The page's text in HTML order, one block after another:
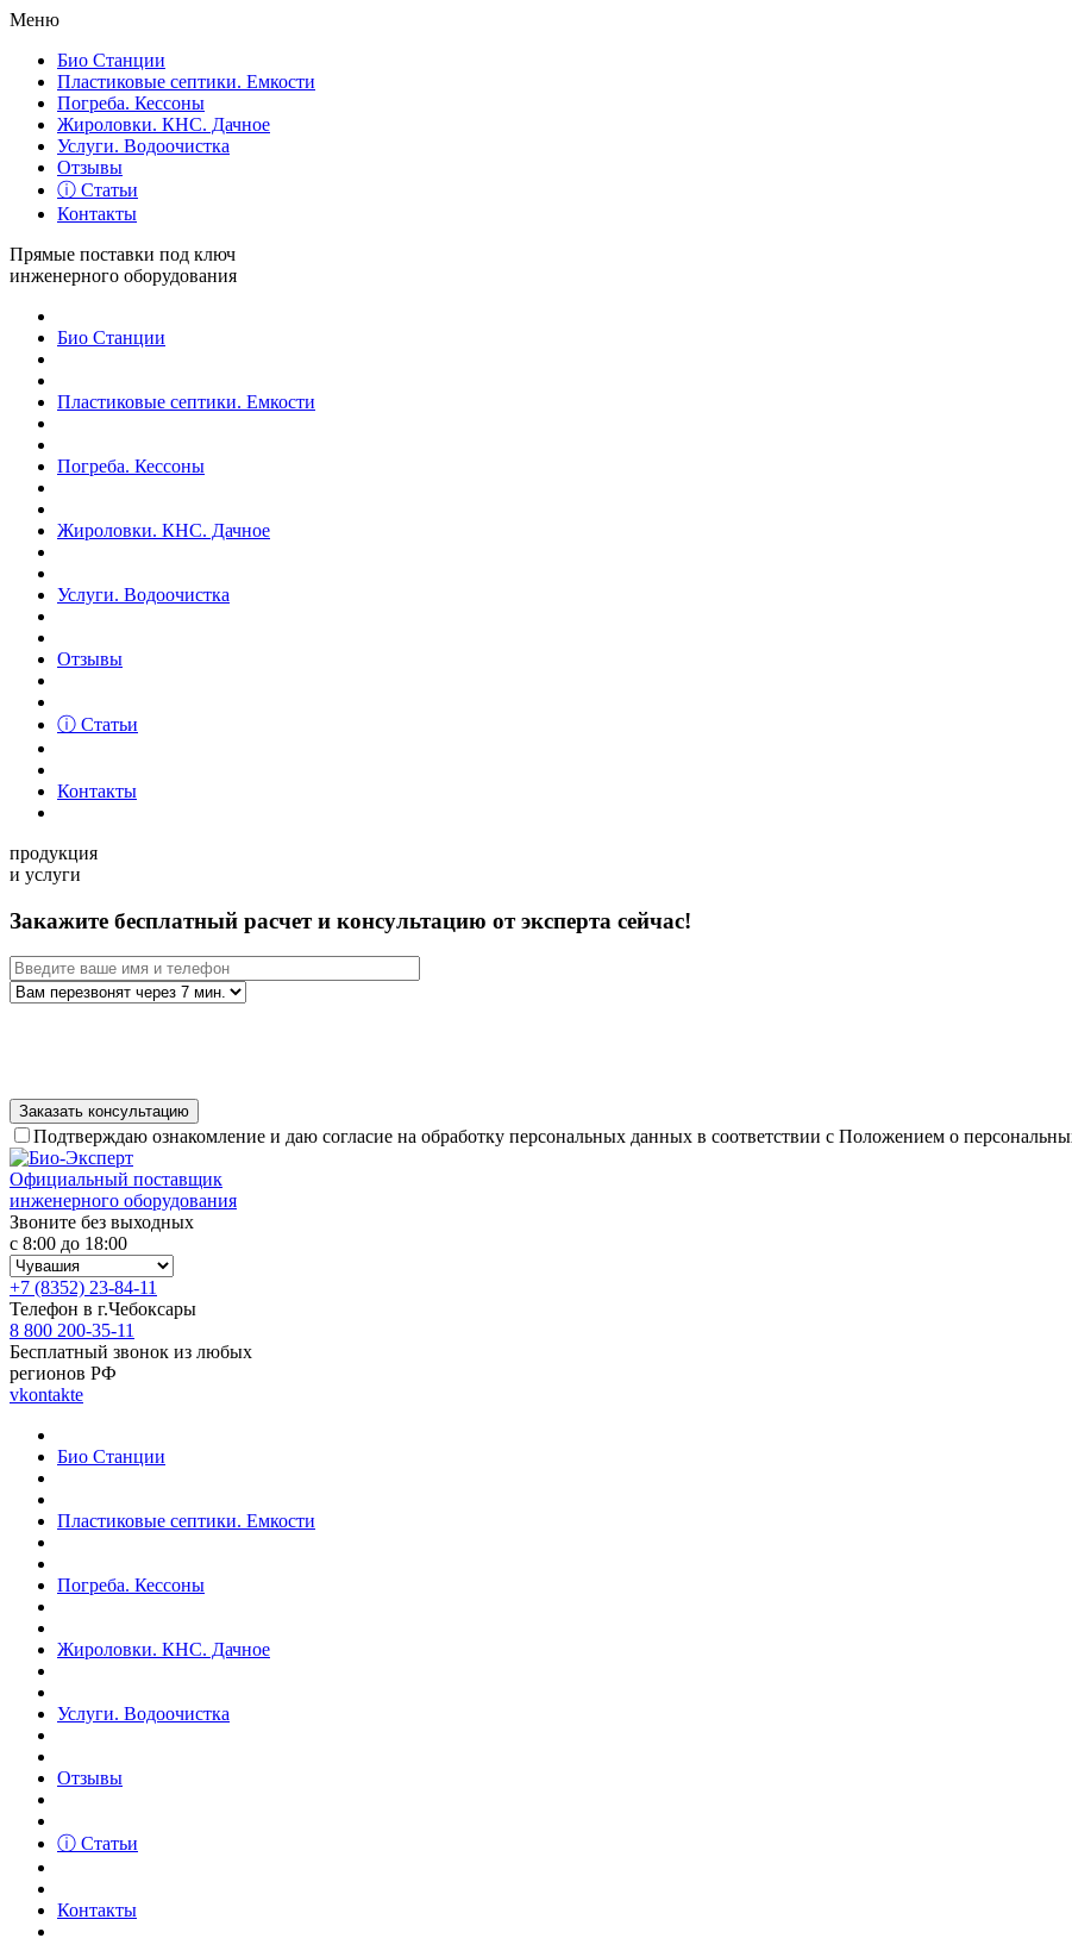
Меню
Био Станции
Пластиковые септики. Емкости
Погреба. Кессоны
Жироловки. КНС. Дачное
Услуги. Водоочистка
Отзывы
ⓘ Статьи
Контакты
Прямые поставки под ключ
инженерного оборудования
Био Станции
Пластиковые септики. Емкости
Погреба. Кессоны
Жироловки. КНС. Дачное
Услуги. Водоочистка
Отзывы
ⓘ Статьи
Контакты
продукция
и услуги
Закажите бесплатный расчет и консультацию от эксперта сейчас!
Подтверждаю ознакомление и даю согласие на обработку персональных данных в соответствии с Положением о
Официальный поставщик
инженерного оборудования
Звоните без выходных
с 8:00 до 18:00
+7 (8352) 23-84-11
Телефон в г.Чебоксары
8 800 200-35-11
Бесплатный звонок из любых
регионов РФ
vkontakte
Био Станции
Пластиковые септики. Емкости
Погреба. Кессоны
Жироловки. КНС. Дачное
Услуги. Водоочистка
Отзывы
ⓘ Статьи
Контакты